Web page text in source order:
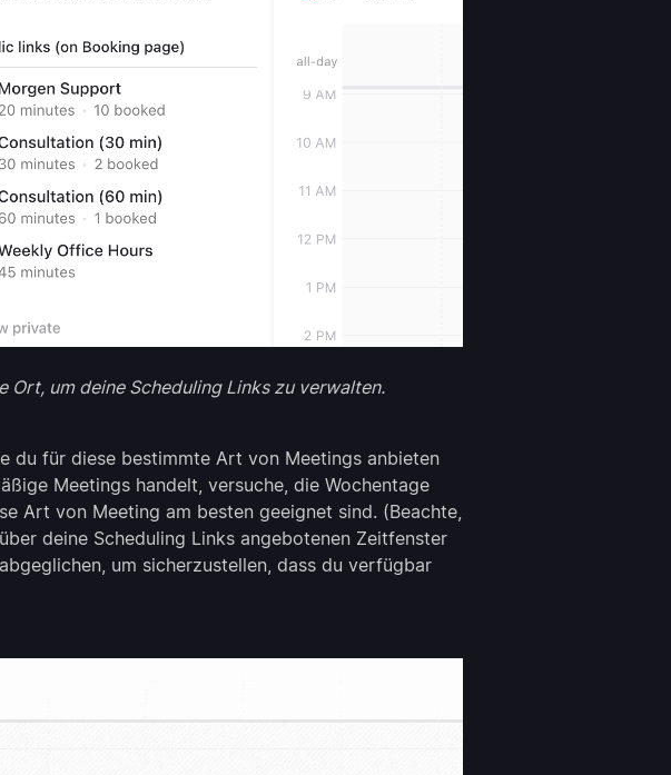
Ort, um deine Scheduling Links zu verwalten.
du für diese bestimmte Art von Meetings anbieten
Meetings handelt, versuche, die Wochentage
Art von Meeting am besten geeignet sind. (Beachte,
deine Scheduling Links angebotenen Zeitfenster
um sicherzustellen, dass du verfügbar